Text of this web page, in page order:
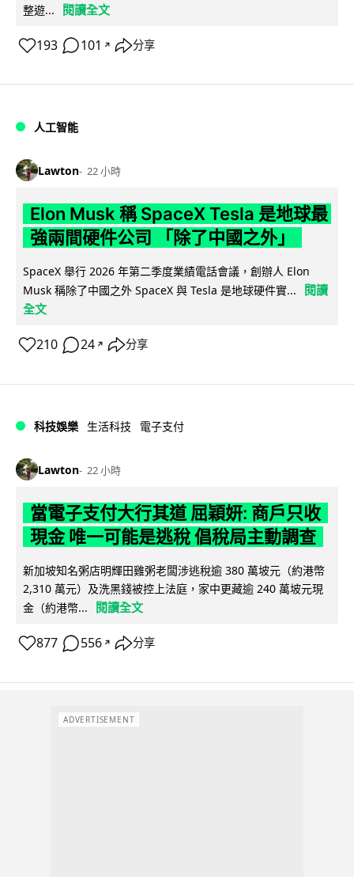
整遊...
閱讀全文
193 101 ↗ 分享
人工智能
Lawton 22 小時
Elon Musk 稱 SpaceX Tesla 是地球最
強兩間硬件公司 「除了中國之外」
SpaceX 舉行 2026 年第二季度業績電話會議，創辦人 Elon
Musk 稱除了中國之外 SpaceX 與 Tesla 是地球硬件實...
閱讀
全文
210 24 ↗ 分享
科技娛樂 生活科技 電子支付
Lawton 22 小時
當電子支付大行其道 屈穎妍: 商戶只收
現金 唯一可能是逃稅 倡稅局主動調查
新加坡知名粥店明輝田雞粥老闆涉逃稅逾 380 萬坡元（約港幣
2,310 萬元）及洗黑錢被控上法庭，家中更藏逾 240 萬坡元現
金（約港幣...
閱讀全文
877 556 ↗ 分享
ADVERTISEMENT